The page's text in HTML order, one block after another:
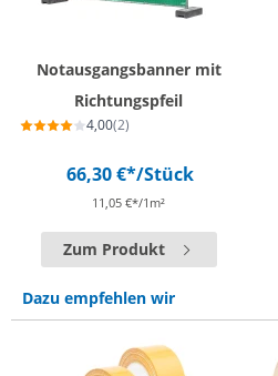
Notausgangsbanner mit
Richtungspfeil
4,00(2)
66,30 €*/Stück
11,05 €*/1m²
Zum Produkt
Dazu empfehlen wir